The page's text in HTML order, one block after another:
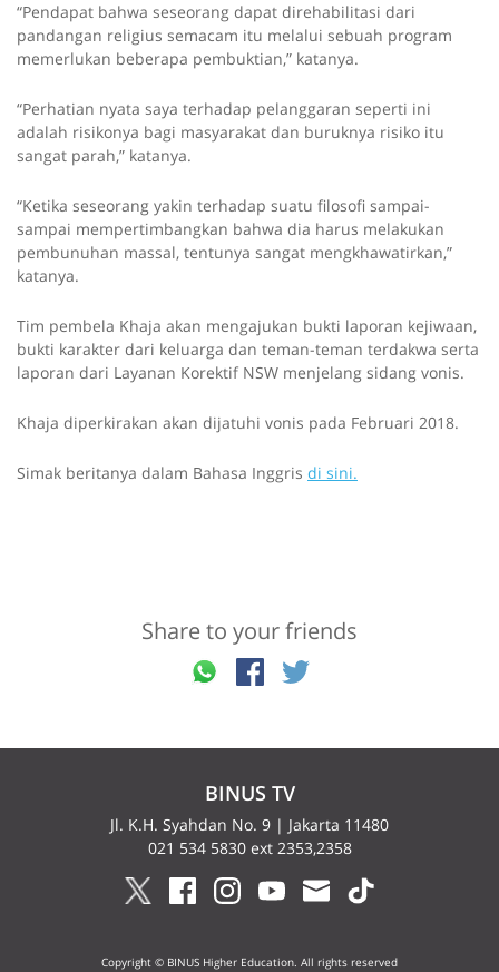
“Pendapat bahwa seseorang dapat direhabilitasi dari
pandangan religius semacam itu melalui sebuah program
memerlukan beberapa pembuktian,” katanya.
“Perhatian nyata saya terhadap pelanggaran seperti ini
adalah risikonya bagi masyarakat dan buruknya risiko itu
sangat parah,” katanya.
“Ketika seseorang yakin terhadap suatu filosofi sampai-
sampai mempertimbangkan bahwa dia harus melakukan
pembunuhan massal, tentunya sangat mengkhawatirkan,”
katanya.
Tim pembela Khaja akan mengajukan bukti laporan kejiwaan,
bukti karakter dari keluarga dan teman-teman terdakwa serta
laporan dari Layanan Korektif NSW menjelang sidang vonis.
Khaja diperkirakan akan dijatuhi vonis pada Februari 2018.
Simak beritanya dalam Bahasa Inggris di sini.
Share to your friends
BINUS TV
Jl. K.H. Syahdan No. 9 | Jakarta 11480
021 534 5830 ext 2353,2358
Copyright © BINUS Higher Education. All rights reserved